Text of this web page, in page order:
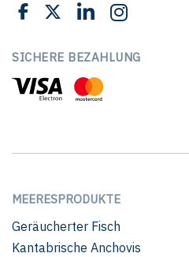
SICHERE BEZAHLUNG
MEERESPRODUKTE
Geräucherter Fisch
Kantabrische Anchovis